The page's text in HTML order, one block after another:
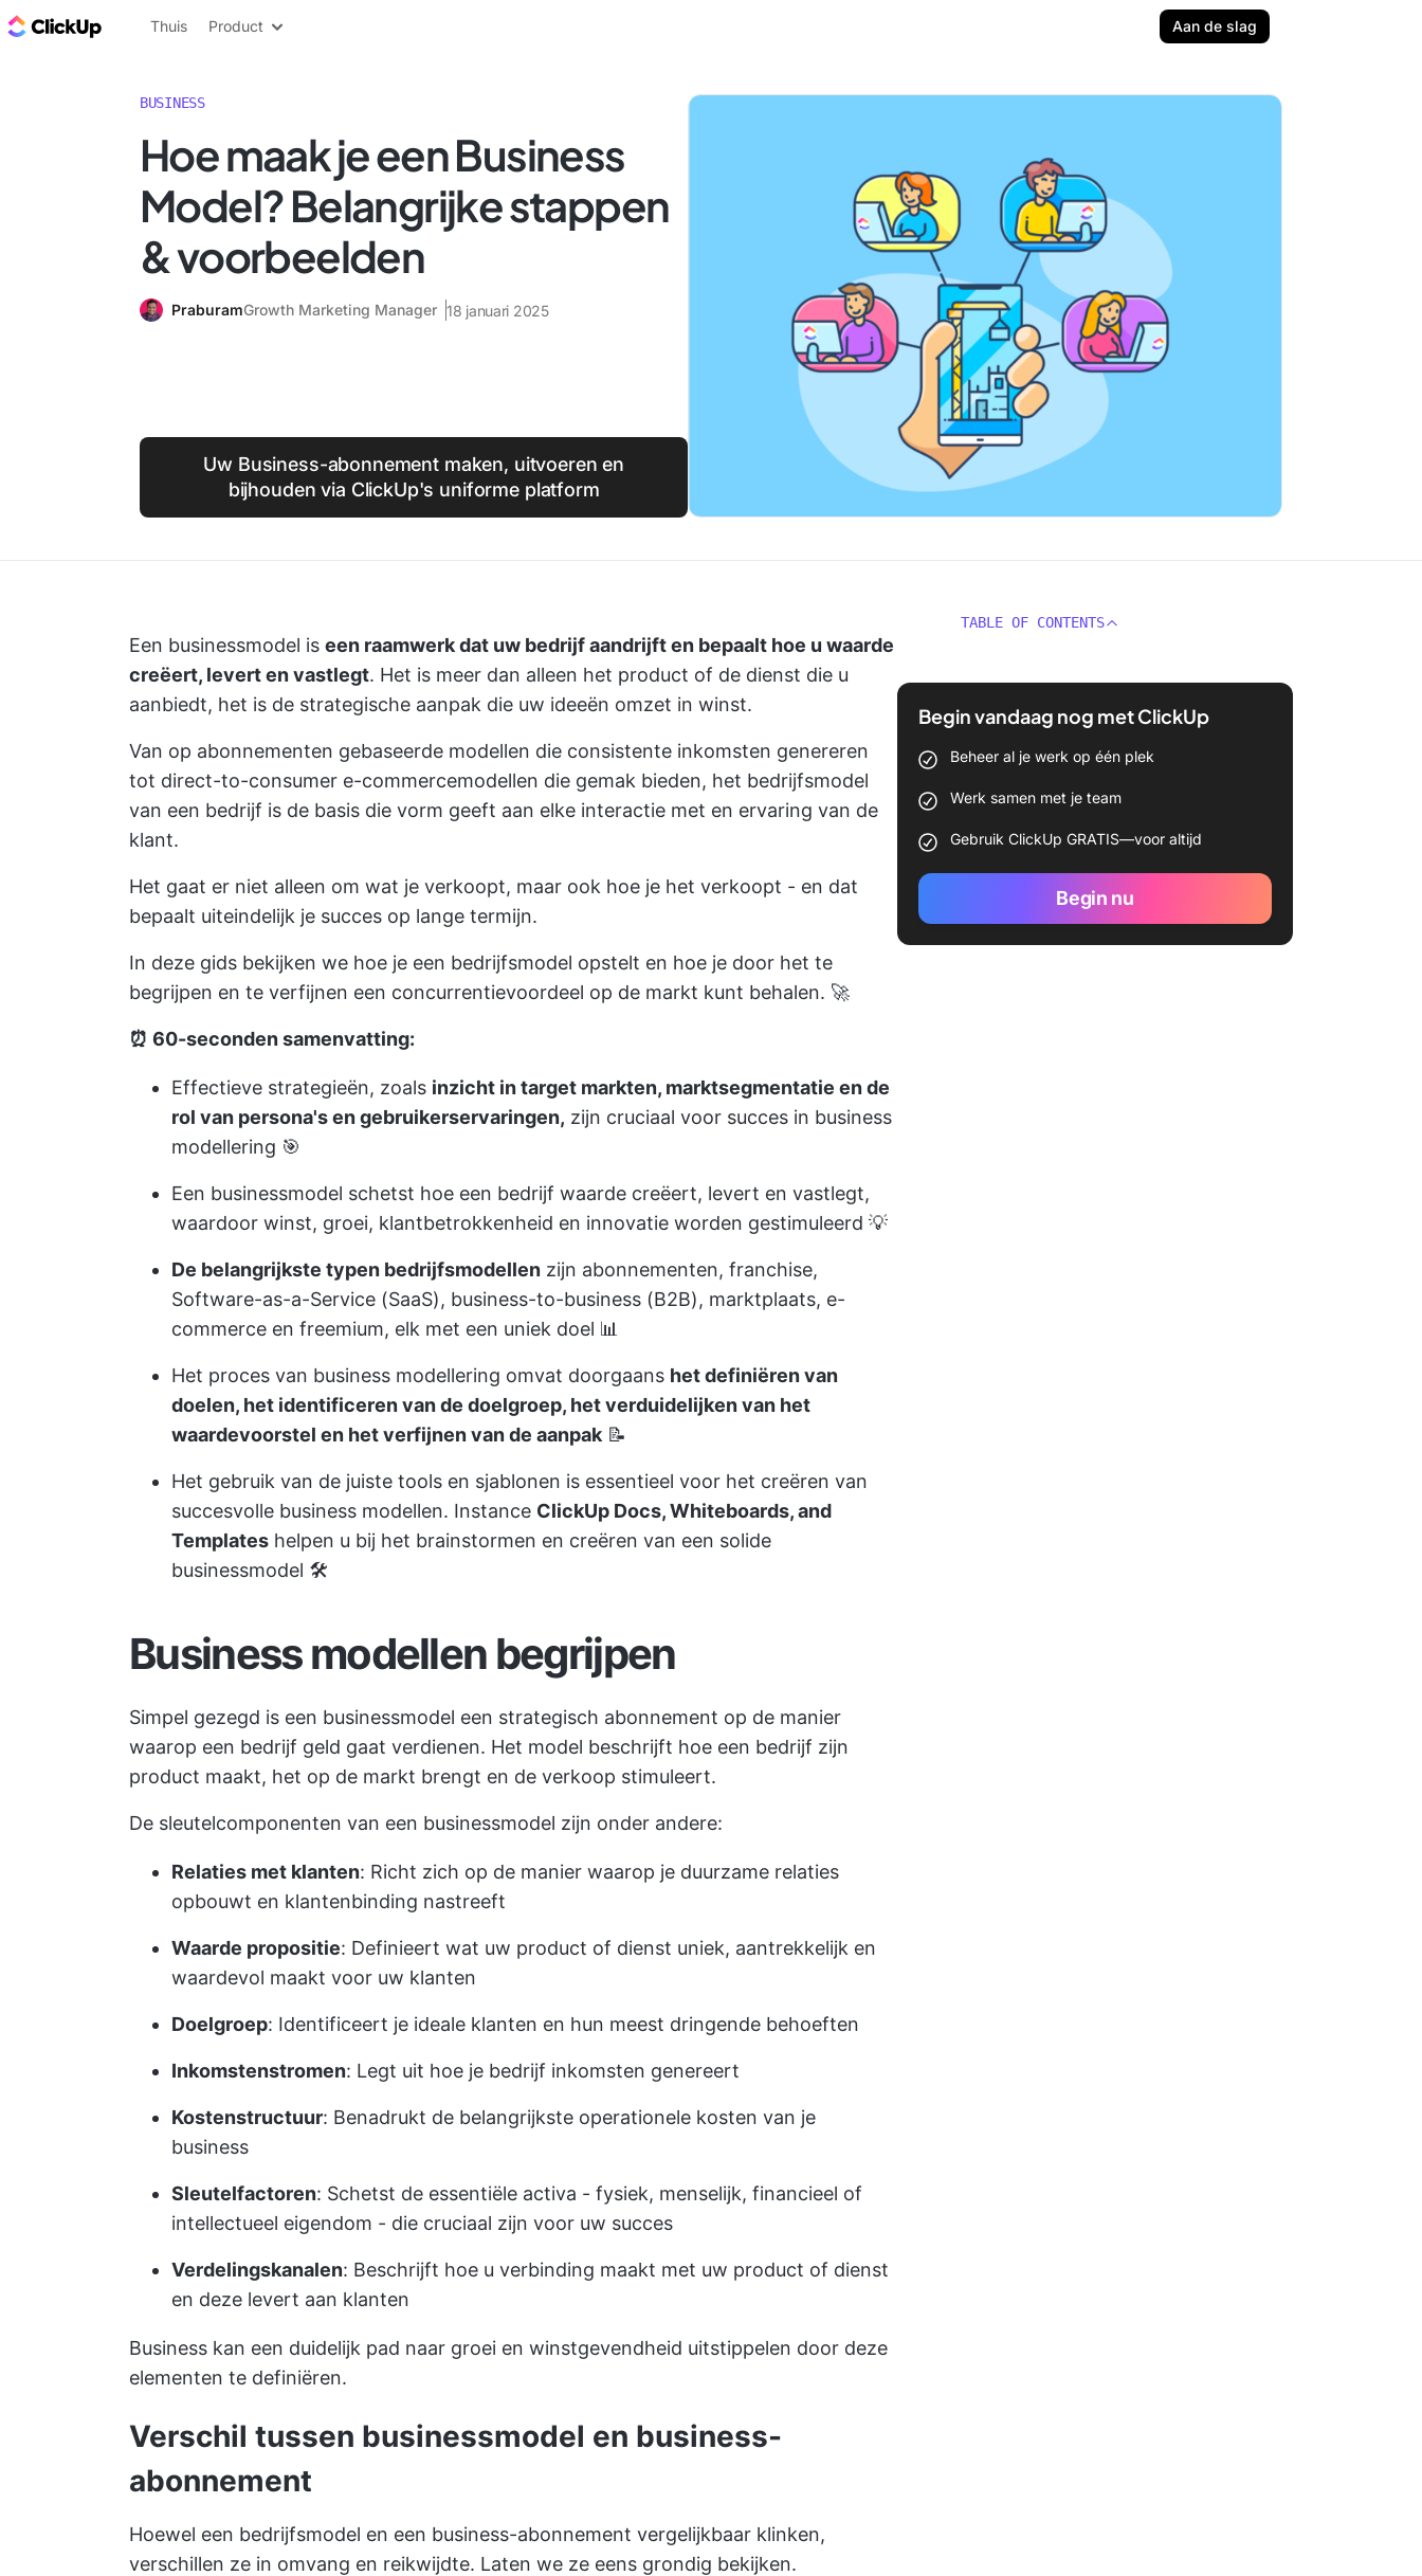
ClickUp Blog
Thuis Product Aan de slag
BUSINESS
Hoe maak je een Business
Model? Belangrijke stappen
& voorbeelden
PraburamGrowth Marketing Manager 18 januari 2025
Uw Business-abonnement maken, uitvoeren en
bijhouden via ClickUp's uniforme platform
Een businessmodel is een raamwerk dat uw bedrijf aandrijft en bepaalt hoe u waarde
creëert, levert en vastlegt. Het is meer dan alleen het product of de dienst die u
aanbiedt, het is de strategische aanpak die uw ideeën omzet in winst.
Van op abonnementen gebaseerde modellen die consistente inkomsten genereren
tot direct-to-consumer e-commercemodellen die gemak bieden, het bedrijfsmodel
van een bedrijf is de basis die vorm geeft aan elke interactie met en ervaring van de
klant.
Het gaat er niet alleen om wat je verkoopt, maar ook hoe je het verkoopt - en dat
bepaalt uiteindelijk je succes op lange termijn.
In deze gids bekijken we hoe je een bedrijfsmodel opstelt en hoe je door het te
begrijpen en te verfijnen een concurrentievoordeel op de markt kunt behalen. 🚀
⏰ 60-seconden samenvatting:
Effectieve strategieën, zoals inzicht in target markten, marktsegmentatie en de
rol van persona's en gebruikerservaringen, zijn cruciaal voor succes in business
modellering 🎯
Een businessmodel schetst hoe een bedrijf waarde creëert, levert en vastlegt,
waardoor winst, groei, klantbetrokkenheid en innovatie worden gestimuleerd 💡
De belangrijkste typen bedrijfsmodellen zijn abonnementen, franchise,
Software-as-a-Service (SaaS), business-to-business (B2B), marktplaats, e-
commerce en freemium, elk met een uniek doel 📊
Het proces van business modellering omvat doorgaans het definiëren van
doelen, het identificeren van de doelgroep, het verduidelijken van het
waardevoorstel en het verfijnen van de aanpak 📝
Het gebruik van de juiste tools en sjablonen is essentieel voor het creëren van
succesvolle business modellen. Instance ClickUp Docs, Whiteboards, and
Templates helpen u bij het brainstormen en creëren van een solide
businessmodel 🛠️
Business modellen begrijpen
Simpel gezegd is een businessmodel een strategisch abonnement op de manier
waarop een bedrijf geld gaat verdienen. Het model beschrijft hoe een bedrijf zijn
product maakt, het op de markt brengt en de verkoop stimuleert.
De sleutelcomponenten van een businessmodel zijn onder andere:
Relaties met klanten: Richt zich op de manier waarop je duurzame relaties
opbouwt en klantenbinding nastreeft
Waarde propositie: Definieert wat uw product of dienst uniek, aantrekkelijk en
waardevol maakt voor uw klanten
Doelgroep: Identificeert je ideale klanten en hun meest dringende behoeften
Inkomstenstromen: Legt uit hoe je bedrijf inkomsten genereert
Kostenstructuur: Benadrukt de belangrijkste operationele kosten van je
business
Sleutelfactoren: Schetst de essentiële activa - fysiek, menselijk, financieel of
intellectueel eigendom - die cruciaal zijn voor uw succes
Verdelingskanalen: Beschrijft hoe u verbinding maakt met uw product of dienst
en deze levert aan klanten
Business kan een duidelijk pad naar groei en winstgevendheid uitstippelen door deze
elementen te definiëren.
Verschil tussen businessmodel en business-
abonnement
Hoewel een bedrijfsmodel en een business-abonnement vergelijkbaar klinken,
verschillen ze in omvang en reikwijdte. Laten we ze eens grondig bekijken.
TABLE OF CONTENTS
Begin vandaag nog met ClickUp
Beheer al je werk op één plek
Werk samen met je team
Gebruik ClickUp GRATIS—voor altijd
Begin nu